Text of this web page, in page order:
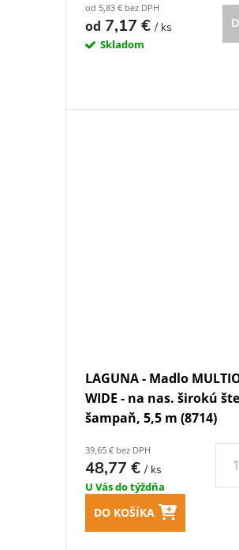
od 5,83 € bez DPH
od 7,17 €/ ks
Skladom
LAGUNA - Madlo
WIDE - na nas. širokú
šampaň, 5,5 m (8714)
39,65 € bez DPH
48,77 €/ ks
U Vás do týždňa
DO KOŠÍKA